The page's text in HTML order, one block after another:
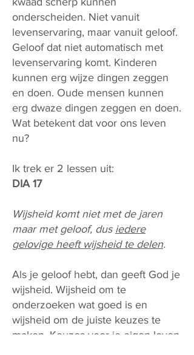
onderscheiden. Niet vanuit
levenservaring, maar vanuit geloof.
Geloof dat niet automatisch met
levenservaring komt. Kinderen
kunnen erg wijze dingen zeggen
en doen. Oude mensen kunnen
erg dwaze dingen zeggen en doen.
Wat betekent dat voor ons leven
nu?
Ik trek er 2 lessen uit:
DIA 17
Wijsheid komt niet met de jaren
maar met geloof, dus iedere
gelovige heeft wijsheid te delen.
Als je geloof hebt, dan geeft God je
wijsheid. Wijsheid om te
onderzoeken wat goed is en
wijsheid om de juiste keuzes te
maken. Keuzes voor je eigen leven.